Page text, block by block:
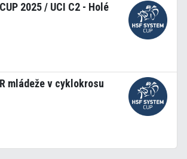
2025 / UCI C2 - Holé
mládeže v cyklokrosu